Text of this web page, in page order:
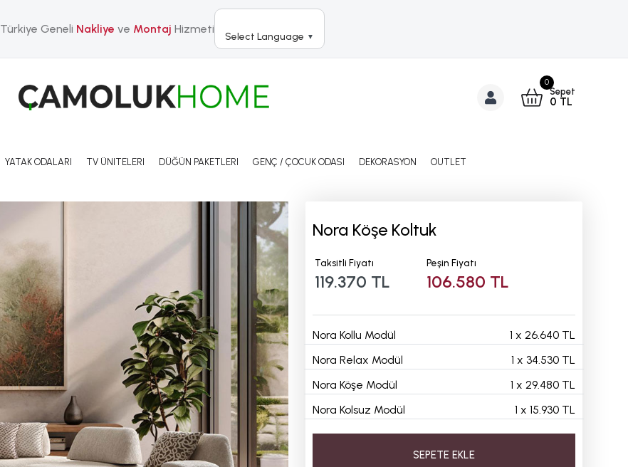
Türkiye Geneli Nakliye ve Montaj Hizmeti
Select Language ▼
0
Sepet
0 TL
YATAK ODALARI TV ÜNITELERI DÜĞÜN PAKETLERI GENÇ / ÇOCUK ODASI DEKORASYON OUTLET
Nora Köşe Koltuk
Taksitli Fiyatı
119.370 TL
Peşin Fiyatı
106.580 TL
Nora Kollu Modül 1 x 26.640 TL
Nora Relax Modül
1 x 34.530 TL
Nora Köşe Modül
1 x 29.480 TL
Nora Kolsuz Modül
1 x 15.930 TL
SEPETE EKLE